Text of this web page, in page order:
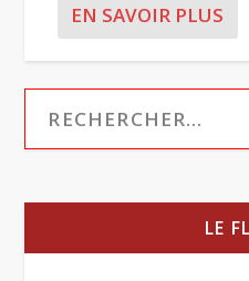
EN SAVOIR PLUS
LE